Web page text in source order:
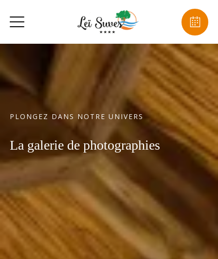
PLONGEZ DANS NOTRE UNIVERS
La galerie de photographies